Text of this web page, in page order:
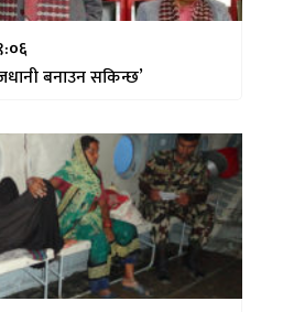
बनाउन सकिन्छ’